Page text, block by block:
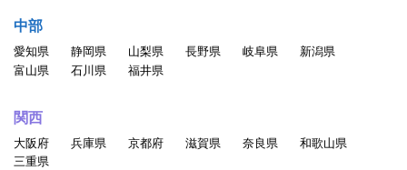
中部
愛知県 静岡県 山梨県 長野県 岐阜県
新潟県
富山県
石川県 福井県
関西
大阪府 兵庫県 京都府 滋賀県 奈良県
和歌山県
三重県